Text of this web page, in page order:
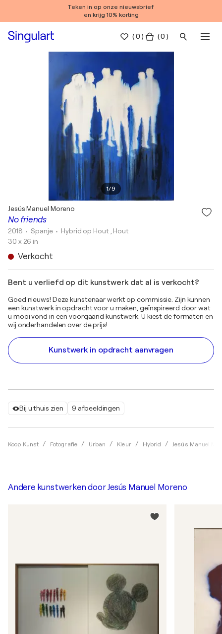
Teken in op onze nieuwsbrief
en krijg 10% korting
(0 ) ( 0 )
1/9
Bij u thuis zien 9 afbeeldingen
Koop Kunst Fotografie Urban Kleur Hybrid Jesús Manuel
No friends
Jesús Manuel Moreno
2018 • Spanje • Hybrid op Hout , Hout
30 x 26 in
Verkocht
Bent u verliefd op dit kunstwerk dat al is verkocht?
Goed nieuws! Deze kunstenaar werkt op commissie. Zijn kunnen
een kunstwerk in opdracht voor u maken, geïnspireerd door wat
u mooi vond in een voorgaand kunstwerk. U kiest de formaten en
wij onderhandelen over de prijs!
Kunstwerk in opdracht aanvragen
Andere kunstwerken doorJesús Manuel Moreno